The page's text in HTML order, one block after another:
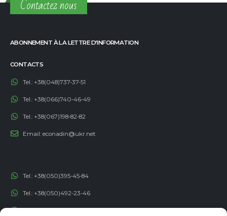
Contactez nous
ABONNEMENT À LA LETTRE D’INFORMATION
CONTACTS
Tel.: +38(048)737-37-51
Tel.: +38(066)740-46-49
Tel.: +38(067)198-82-82
Email: econadin@ukr.net
Tel.: +38(050)395-45-84
Tel.: +38(050)492-23-46